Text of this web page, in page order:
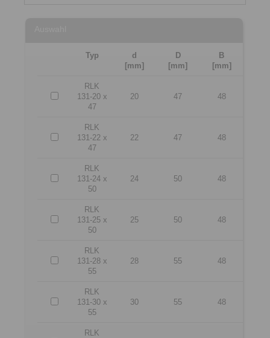
Typ
d
[mm]
D
[mm]
B
[mm]
RLK
131-20 x
47
20 47 48
RLK
131-22 x
47
22 47 48
RLK
131-24 x
50
24 50 48
RLK
131-25 x
50
25 50 48
RLK
131-28 x
55
28 55 48
RLK
131-30 x
55
30 55 48
RLK